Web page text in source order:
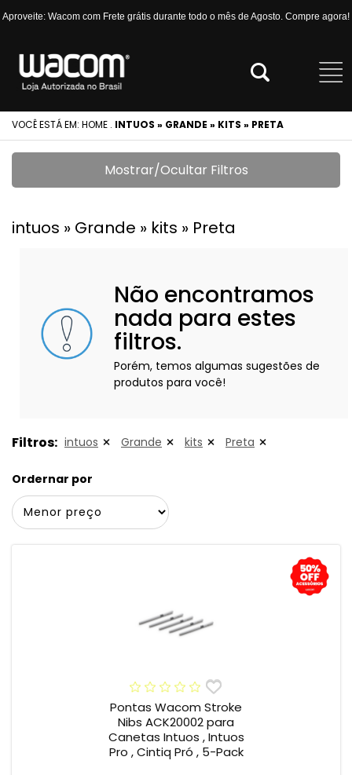
Aproveite: Wacom com Frete grátis durante todo o mês de Agosto. Compre agora!
VOCÊ ESTÁ EM: HOME . INTUOS » GRANDE » KITS » PRETA
Mostrar/Ocultar Filtros
intuos » Grande » kits » Preta
Não encontramos
nada para estes
filtros.
Porém, temos algumas sugestões de
produtos para você!
Filtros: intuos Grande kits Preta
Ordernar por
Pontas Wacom Stroke
Nibs ACK20002 para
Canetas Intuos , Intuos
Pro , Cintiq Pró , 5-Pack